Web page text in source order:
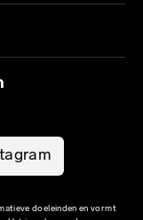
doeleinden en vormt